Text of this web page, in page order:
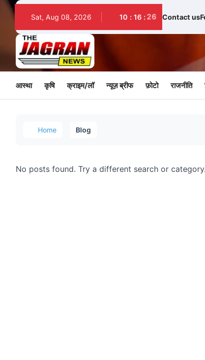
Sat, Aug 08, 2026 10 : 16 : 26 Contact us
आस्था कृषि क्राइम/लॉ न्यूज़ ब्रीफ फ़ोटो राजनीति
Home Blog
No posts found. Try a different search or category.